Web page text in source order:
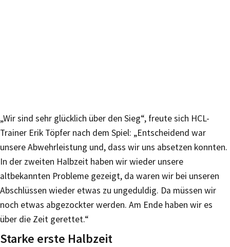
„Wir sind sehr glücklich über den Sieg“, freute sich HCL-
Trainer Erik Töpfer nach dem Spiel: „Entscheidend war
unsere Abwehrleistung und, dass wir uns absetzen konnten.
In der zweiten Halbzeit haben wir wieder unsere
altbekannten Probleme gezeigt, da waren wir bei unseren
Abschlüssen wieder etwas zu ungeduldig. Da müssen wir
noch etwas abgezockter werden. Am Ende haben wir es
über die Zeit gerettet.“
Starke erste Halbzeit